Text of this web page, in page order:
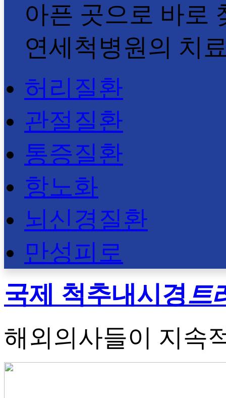
아픈 곳으로 바로
연세척병원의 치
허리질환
관절질환
통증질환
항노화
뇌신경질환
만성피로
국제 척추내시경트
해외의사들이 지속